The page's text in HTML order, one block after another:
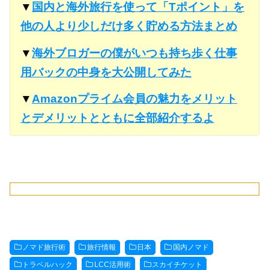
▼ 国内と海外旅行を使って「Tポイント」を
他の人より少しだけ多く貯める方法まとめ
▼海外ブロガーの僕がいつも持ち歩く仕事
用バックの中身を大公開してみた
▼ Amazonプライム会員の魅力をメリット
とデメリットとともに全部紹介するよ
ノマド旅行術 旅行情報 日本 国内ノマド
トラベルハック LCC活用術 スカイチケット